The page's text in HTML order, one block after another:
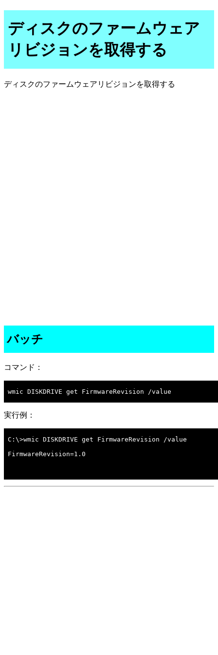
ディスクのファームウェア
リビジョンを取得する
ディスクのファームウェアリビジョンを取得する
バッチ
コマンド：
wmic DISKDRIVE get FirmwareRevision /value
実行例：